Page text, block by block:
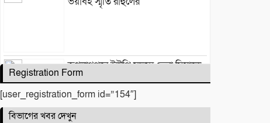
জগন্নাথপুরে ইউপি সদস্য তেরা মিয়াকে
জড়িয়ে অপপ্রচার, এলাকাবাসীর
মানববন্ধন
Registration Form
[user_registration_form id=”154″]
বিভাগের খবর দেখুন